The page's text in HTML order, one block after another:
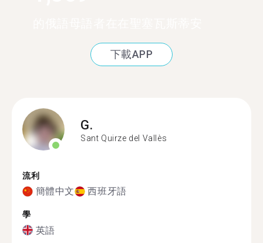
下載APP
G.
Sant Quirze del Vallès
流利
簡體中文 西班牙語
學
英語